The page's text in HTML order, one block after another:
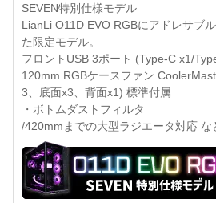
SEVEN特別仕様モデル
LianLi O11D EVO RGBにアドレサブ
た限定モデル。
フロントUSB 3ポート (Type-C x1/
120mm RGBケースファン
3、底面x3、背面x1) 標準付属
・ボトムダストフィルタ
/420mmまでの大型ラジエータ対応 な